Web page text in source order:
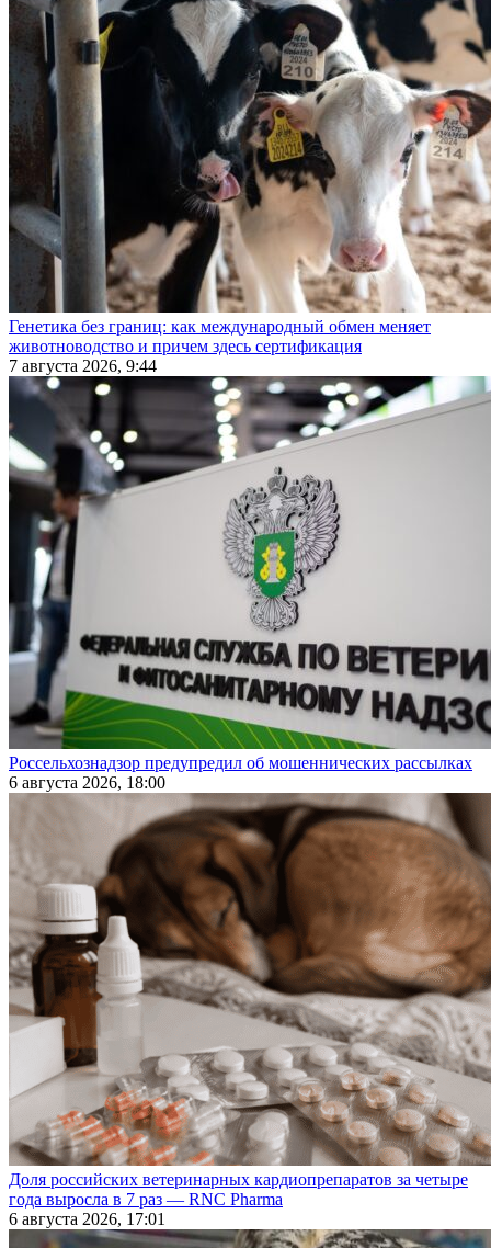
Генетика без границ: как международный обмен меняет
животноводство и причем здесь сертификация
7 августа 2026, 9:44
Россельхознадзор предупредил об мошеннических рассылках
6 августа 2026, 18:00
Доля российских ветеринарных кардиопрепаратов за четыре
года выросла в 7 раз — RNC Pharma
6 августа 2026, 17:01